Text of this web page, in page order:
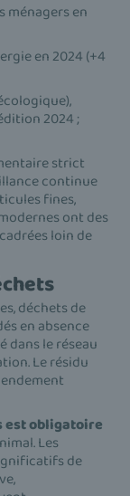
ménagers en
en 2024 (+4
2024 ;
strict
continue
fines,
ont des
loin de
déchets de
en absence
dans le réseau
Le résidu
est obligatoire
Les
de